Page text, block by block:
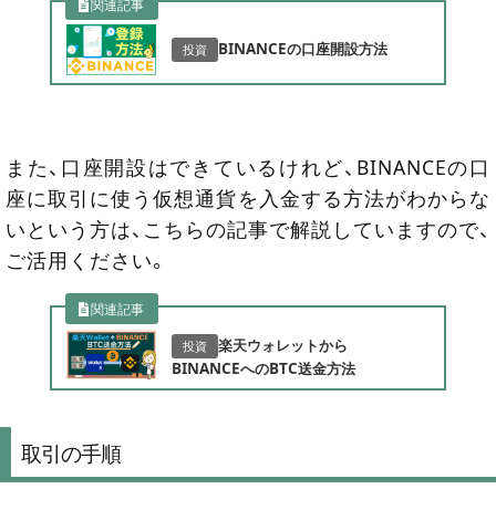
関連記事
投資 BINANCEの口座開設方法
また、口座開設はできているけれど、BINANCEの口
座に取引に使う仮想通貨を入金する方法がわからな
いという方は、こちらの記事で解説していますので、
ご活用ください。
関連記事
投資
楽天ウォレットから
BINANCEへのBTC送金方法
取引の手順